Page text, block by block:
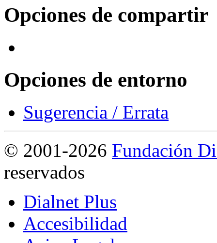
Opciones de compartir
Opciones de entorno
Sugerencia / Errata
© 2001-2026 Fundación
reservados
Dialnet Plus
Accesibilidad